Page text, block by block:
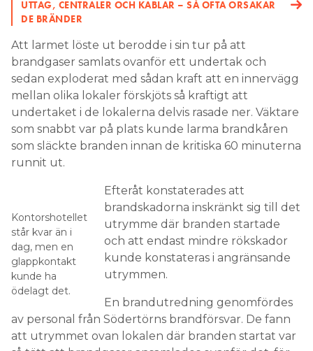
UTTAG, CENTRALER OCH KABLAR – SÅ OFTA ORSAKAR
DE BRÄNDER
Att larmet löste ut berodde i sin tur på att
brandgaser samlats ovanför ett undertak och
sedan exploderat med sådan kraft att en innervägg
mellan olika lokaler förskjöts så kraftigt att
undertaket i de lokalerna delvis rasade ner. Väktare
som snabbt var på plats kunde larma brandkåren
som släckte branden innan de kritiska 60 minuterna
runnit ut.
Kontorshotellet
står kvar än i
dag, men en
glappkontakt
kunde ha
ödelagt det.
Efteråt konstaterades att
brandskadorna inskränkt sig till det
utrymme där branden startade
och att endast mindre rökskador
kunde konstateras i angränsande
utrymmen.
En brandutredning genomfördes
av personal från Södertörns brandförsvar. De fann
att utrymmet ovan lokalen där branden startat var